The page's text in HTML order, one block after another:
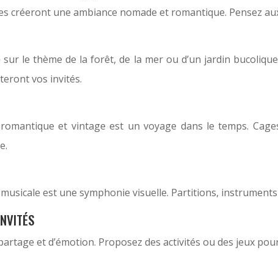
créeront une ambiance nomade et romantique. Pensez
le thème de la forêt, de la mer ou d’un jardin
vos invités.
et vintage est un voyage dans le temps.
est une symphonie visuelle. Partitions,
et d’émotion. Proposez des activités ou des jeux